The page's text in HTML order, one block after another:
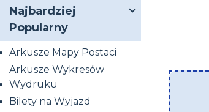
Najbardziej
Popularny
Arkusze Mapy Postaci
Arkusze Wykresów
Wydruku
Bilety na Wyjazd